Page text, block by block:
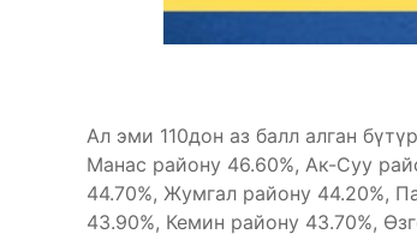
Ал эми 110дон аз балл алган
Манас району 46.60%, Ак-Суу
44.70%, Жумгал району 44.20%,
43.90%, Кемин району 43.70%,